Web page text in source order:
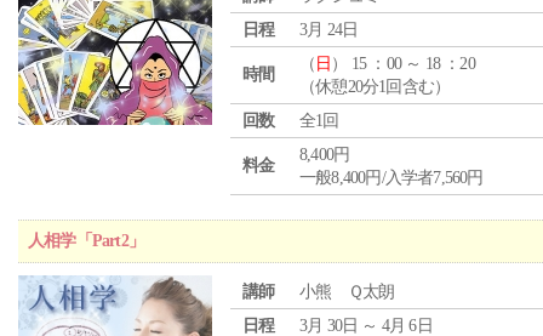
日程
3月 24日
時間
（ 日 ） 15 ：00 ～ 18 ：20
（休憩20分1回含む）
回数
全1回
料金
8,400円
一般8,400円/入学者7,560円
人相学「Part2」
講師
小熊 Ｑ太朗
日程
3月 30日 ～ 4月 6日